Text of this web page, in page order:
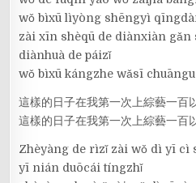
wǒ bìxū lìyòng shēngyì
zài xīn shèqū de diànxiàn gǎn
diànhuà de páizǐ
wǒ bìxū kángzhe wǎsī
這樣的日子在我第一次上綜藝一百
這樣的日子在我第一次上綜藝一百
Zhèyàng de rìzǐ zài wǒ dì yī cì
yī nián duōcái tíngzhǐ